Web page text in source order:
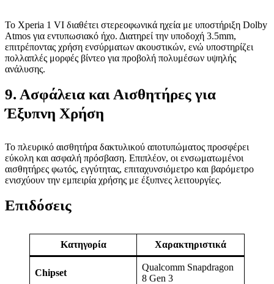
Το Xperia 1 VI διαθέτει στερεοφωνικά ηχεία με υποστήριξη Dolby
Atmos για εντυπωσιακό ήχο. Διατηρεί την υποδοχή 3.5mm,
επιτρέποντας χρήση ενσύρματων ακουστικών, ενώ υποστηρίζει
πολλαπλές μορφές βίντεο για προβολή πολυμέσων υψηλής
ανάλυσης.
9. Ασφάλεια και Αισθητήρες για
Έξυπνη Χρήση
Το πλευρικό αισθητήρα δακτυλικού αποτυπώματος προσφέρει
εύκολη και ασφαλή πρόσβαση. Επιπλέον, οι ενσωματωμένοι
αισθητήρες φωτός, εγγύτητας, επιταχυνσιόμετρο και βαρόμετρο
ενισχύουν την εμπειρία χρήσης με έξυπνες λειτουργίες.
Επιδόσεις
Κατηγορία Χαρακτηριστικά
Chipset
Qualcomm Snapdragon
8 Gen 3